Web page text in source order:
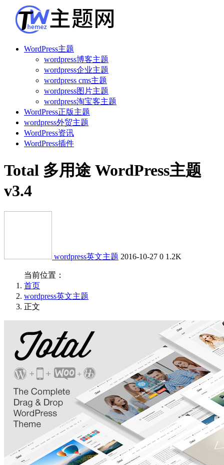
WordPress主题
wordpress博客主题
wordpress企业主题
wordpress cms主题
wordpress图片主题
wordpress淘宝客主题
WordPress正版主题
wordpress外贸主题
WordPress资讯
WordPress插件
Total 多用途 WordPress主题
v3.4
wordpress英文主题 2016-10-27 0 1.2K
当前位置：
首页
wordpress英文主题
正文